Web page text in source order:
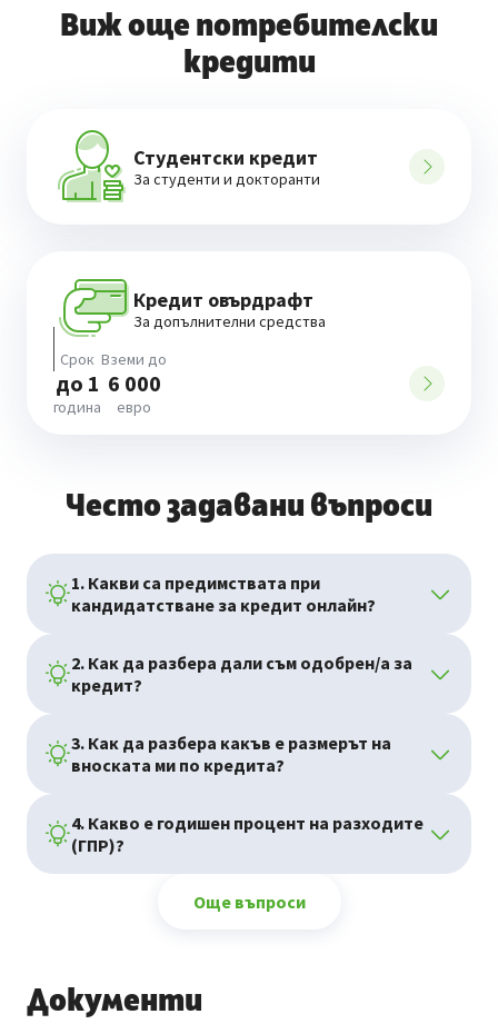
Виж още потребителски
кредити
Студентски кредит
За студенти и докторанти
Кредит овърдрафт
За допълнителни средства
Срок
до 1
година
Вземи до
6 000
евро
Често задавани въпроси
1. Какви са предимствата при
кандидатстване за кредит онлайн?
2. Как да разбера дали съм одобрен/а за
кредит?
3. Как да разбера какъв е размерът на
вноската ми по кредита?
4. Какво е годишен процент на разходите
(ГПР)?
Още въпроси
Документи